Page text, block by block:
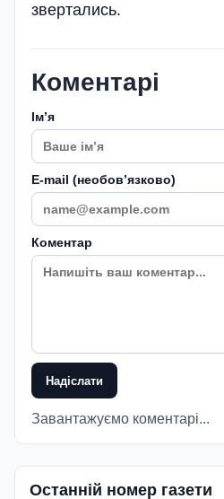
звертались.
Коментарі
Імʼя
E-mail (необовʼязково)
Коментар
Надіслати
Завантажуємо коментарі...
Останній номер газети